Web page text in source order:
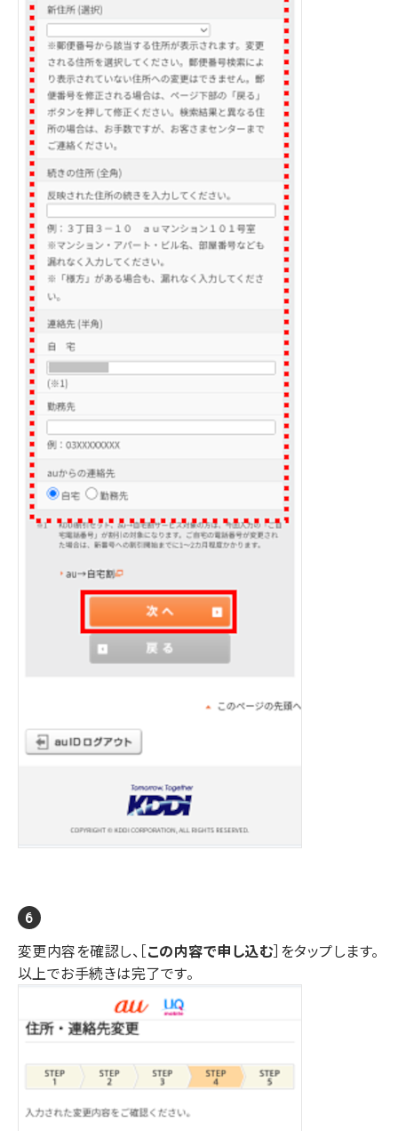
変更内容を確認し、［この内容で申し込む］をタップします。
以上でお手続きは完了です。